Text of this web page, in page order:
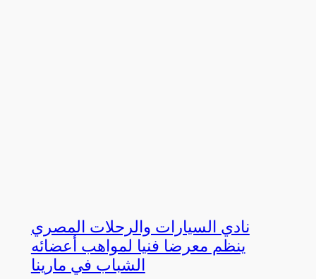
نادي السيارات والرحلات المصري
ينظم معرضا فنيا لمواهب أعضائه
الشباب في مارينا